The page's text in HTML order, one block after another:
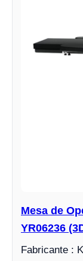
Mesa de
YR06236
Fabricante :